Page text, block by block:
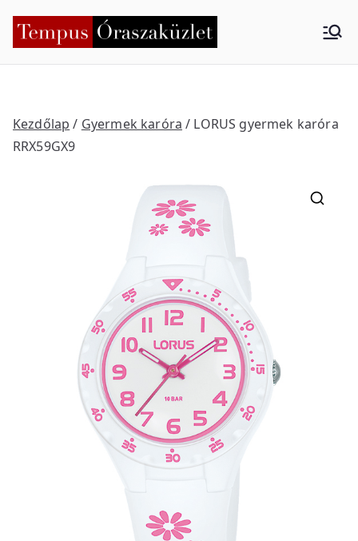
Tempus
küzlet
Kezdőlap / Gyermek karóra / LORUS gyermek karóra
RRX59GX9